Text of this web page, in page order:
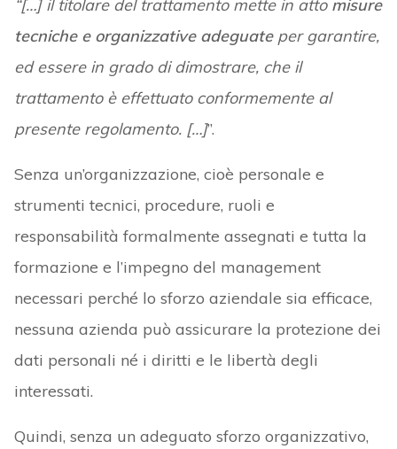
“[…] il titolare del trattamento mette in atto misure
tecniche e organizzative adeguateper garantire,
ed essere in grado di dimostrare, che il
trattamento è effettuato conformemente al
presente regolamento. […]”.
Senza un’organizzazione, cioè personale e
strumenti tecnici, procedure, ruoli e
responsabilità formalmente assegnati e tutta la
formazione e l’impegno del management
necessari perché lo sforzo aziendale sia efficace,
nessuna azienda può assicurare la protezione dei
dati personali né i diritti e le libertà degli
interessati.
Quindi, senza un adeguato sforzo organizzativo,